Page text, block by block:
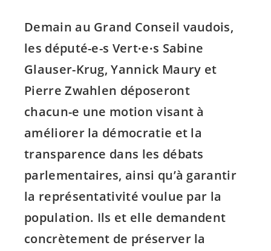
Demain au Grand Conseil vaudois,
les député-e-s Vert∙e∙s Sabine
Glauser-Krug, Yannick Maury et
Pierre Zwahlen déposeront
chacun-e une motion visant à
améliorer la démocratie et la
transparence dans les débats
parlementaires, ainsi qu’à garantir
la représentativité voulue par la
population. Ils et elle demandent
concrètement de préserver la